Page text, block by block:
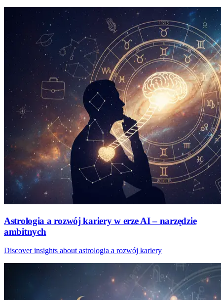
Astrologia a rozwój kariery w erze AI – narzędzie
ambitnych
Discover insights about astrologia a rozwój kariery